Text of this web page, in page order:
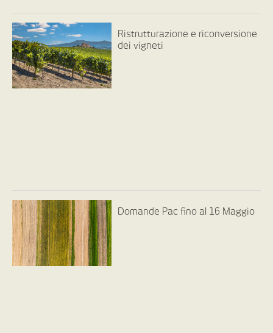
Ristrutturazione e riconversione
dei vigneti
Domande Pac fino al 16 Maggio